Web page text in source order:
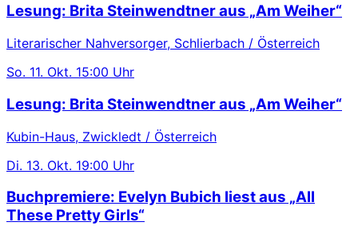
Lesung: Brita Steinwendtner aus „Am Weiher“
Literarischer Nahversorger, Schlierbach / Österreich
So. 11. Okt. 15:00 Uhr
Lesung: Brita Steinwendtner aus „Am Weiher“
Kubin-Haus, Zwickledt / Österreich
Di. 13. Okt. 19:00 Uhr
Buchpremiere: Evelyn Bubich liest aus „All
These Pretty Girls“